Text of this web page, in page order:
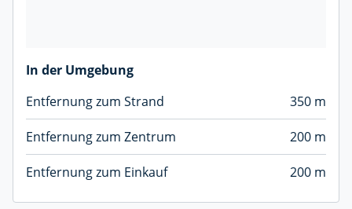
In der Umgebung
Entfernung zum Strand
350 m
Entfernung zum Zentrum 200 m
Entfernung zum Einkauf 200 m